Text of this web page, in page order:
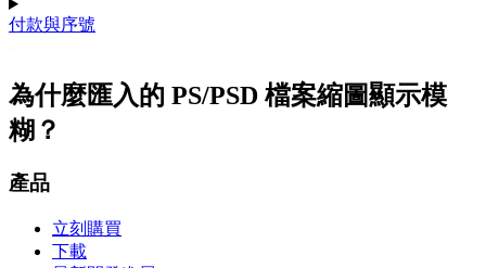
付款與序號
為什麼匯入的 PS/PSD 檔案縮圖顯示模
糊？
產品
立刻購買
下載